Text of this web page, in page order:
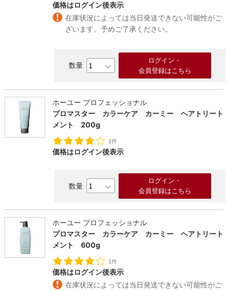
価格はログイン後表示
在庫状況によっては当日発送できない可能性がご
ざいます。予めご了承ください。
ログイン・
会員登録はこちら
ホーユー プロフェッショナル
プロマスター カラーケア カーミー ヘアトリート
メント 200g
1件
価格はログイン後表示
ログイン・
会員登録はこちら
ホーユー プロフェッショナル
プロマスター カラーケア カーミー ヘアトリート
メント 600g
1件
価格はログイン後表示
在庫状況によっては当日発送できない可能性がご